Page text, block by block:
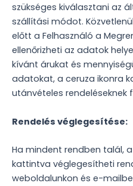
szükséges kiválasztani az
szállítási módot.
előtt a Felhasználó a
ellenőrizheti az adatok
kívánt árukat és
adatokat, a ceruza ikonra
utánvételes rendeléseknek
Rendelés véglegesítése:
Ha mindent rendben talál,
kattintva véglegesítheti
weboldalunkon és e-